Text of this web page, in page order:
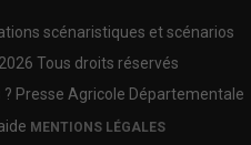
scénaristiques et scénarios
2026 Tous droits réservés
Presse Agricole Départementale
MENTIONS LÉGALES